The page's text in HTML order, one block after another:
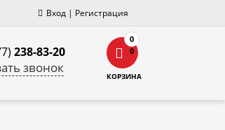
Вход | Регистрация
238-83-20
звонок
0
0
КОРЗИНА